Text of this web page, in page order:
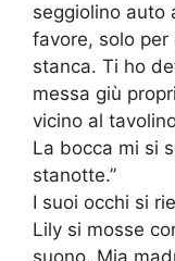
seggiolino auto
favore, solo per
stanca. Ti ho
messa giù
vicino al
La bocca mi si
stanotte.”
I suoi occhi si
Lily si mosse